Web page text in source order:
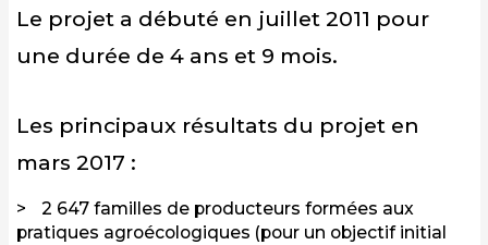
Le projet a débuté en juillet 2011 pour
une durée de 4 ans et 9 mois.
Les principaux résultats du projet en
mars 2017 :
2 647 familles de producteurs formées aux
pratiques agroécologiques (pour un objectif initial